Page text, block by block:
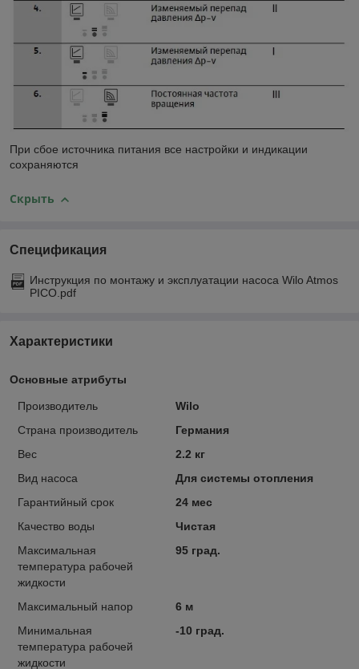
При сбое источника питания все настройки и индикации
сохраняются
Скрыть
Спецификация
Инструкция по монтажу и эксплуатации насоса Wilo Atmos
PICO.pdf
Характеристики
Основные атрибуты
Производитель
Wilo
Страна производитель
Германия
Вес
2.2 кг
Вид насоса
Для системы отопления
Гарантийный срок
24 мес
Качество воды
Чистая
Максимальная
температура рабочей
жидкости
95 град.
Максимальный напор
6 м
Минимальная
температура рабочей
жидкости
-10 град.